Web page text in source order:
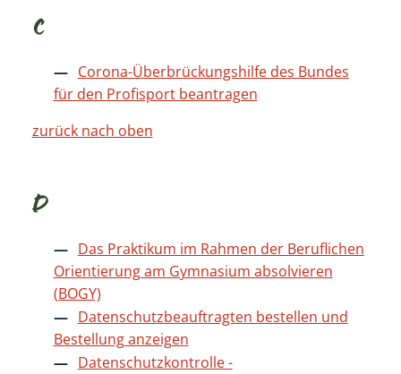
C
Corona-Überbrückungshilfe des Bundes
für den Profisport beantragen
zurück nach oben
D
Das Praktikum im Rahmen der Beruflichen
Orientierung am Gymnasium absolvieren
(BOGY)
Datenschutzbeauftragten bestellen und
Bestellung anzeigen
Datenschutzkontrolle -